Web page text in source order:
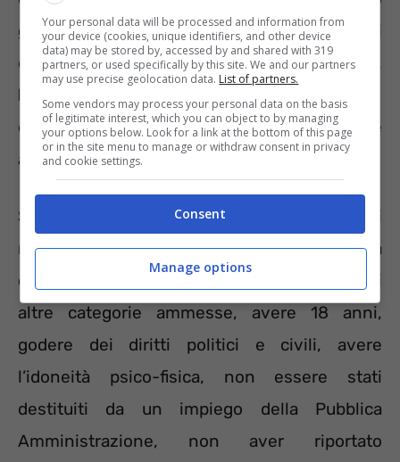
grado (Licenza media) più un diploma di
qualifica professionale, la patente di guida B,
la conoscenza della lingua inglese
e la
capacità di utilizzare le apparecchiature e le
applicazioni informatiche più diffuse.
Servirà essere in possesso, poi, degli altri
requisiti previsti da ogni bando. La
cittadinanza italiana o di uno Stato UE o di
altre categorie ammesse, avere 18 anni,
godere dei diritti politici e civili, avere
l’idoneità psico-fisica, non essere stati
destituiti da un impiego della Pubblica
Amministrazione, non aver riportato
Your personal data will be processed and information from
your device (cookies, unique identifiers, and other device
data) may be stored by, accessed by and shared with 319
partners, or used specifically by this site. We and our partners
may use precise geolocation data. List of partners.
Some vendors may process your personal data on the basis
of legitimate interest, which you can object to by managing
your options below. Look for a link at the bottom of this page
or in the site menu to manage or withdraw consent in privacy
and cookie settings.
Consent
Manage options